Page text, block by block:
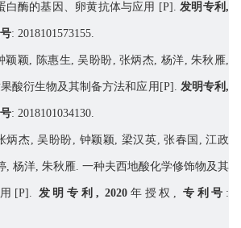
白酶的基因、卵黄抗体与应用 [P].发明专利,
: 2018101573155.
颖颖, 陈惠生, 吴盼盼, 张炳杰, 杨洋, 朱秋雁,
酸衍生物及其制备方法和应用 [P]. 发明专利 ,
: 2018101034130.
炳杰, 吴盼盼, 钟颖颖, 梁汉英, 张春国 , 江政
, 杨洋, 朱秋雁. 一种夫西地酸化学修饰物及其
[P]. 发明专利 ,2020 年授权 , 专利号 :